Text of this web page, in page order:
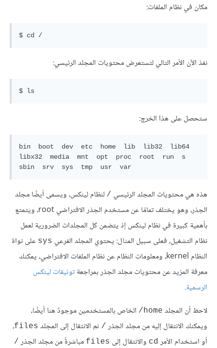
مكان في نظام الملفات:
نفذ الآن الأمر التالي لتستعرض محتويات المجلد الرئيسي:
ستحصل على هذا الخرج:
bin  boot  dev  etc  home  lib  lib32  lib64
libx32  media  mnt  opt  proc  root  run  s
هذه هي محتويات المجلد الرئيسي / لنظام لينكس، ويسمى أيضًا مجلد
الجذر، وهو يختلف تمامًا عن مستخدم الجذر الافتراضي root، ويتمتع
بأهمية كبيرة في نظام لينكس إذ يتضمن كل المجلدات الضرورية لعمل
نظام التشغيل، فعلى سبيل المثال: يحتوي المجلد الفرعي sys على نواة
النظام kernel، ومعلومات النظام عن نظام الملفات الافتراضي، يمكنك
معرفة المزيد عن محتويات مجلد الجذر بمراجعةتوثيقات لينكس
الرسمية.
لاحظ أن المجلد home/
الخاص بالمستخدمين موجودٌ هنا أيضًا،
ويمكنك الانتقال إليه من مجلد الجذر / ثم الانتقال إلى المجلد files،
أو استخدام الأمر cd والانتقال إلى files مباشرةً من مجلد الجذر /